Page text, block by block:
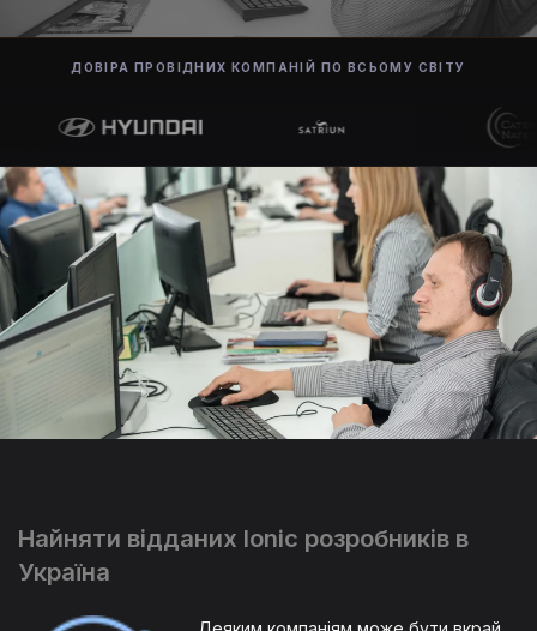
ДОВІРА ПРОВІДНИХ КОМПАНІЙ ПО ВСЬОМУ СВІТУ
Найняти відданих Ionic розробників в
Україна